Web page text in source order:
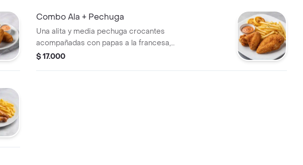
Combo Ala + Pechuga
Una alita y media pechuga crocantes
acompañadas con papas a la francesa,
dos arepitas, tártara y miel.
$ 17.000